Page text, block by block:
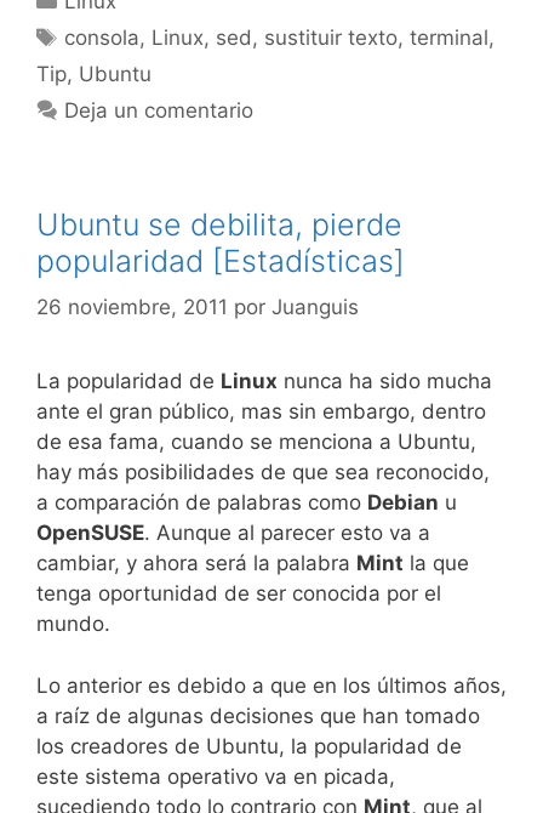
Etiquetas
consola, Linux, sed , sustituir texto,terminal,
Tip, Ubuntu
Deja un comentario
Ubuntu se debilita, pierde
popularidad [Estadísticas]
26 noviembre, 2011 por Juanguis
La popularidad de Linux nunca ha sido mucha
ante el gran público, mas sin embargo, dentro
de esa fama, cuando se menciona a Ubuntu,
hay más posibilidades de que sea reconocido,
a comparación de palabras como Debian u
OpenSUSE. Aunque al parecer esto va a
cambiar, y ahora será la palabra Mint la que
tenga oportunidad de ser conocida por el
mundo.
Lo anterior es debido a que en los últimos años,
a raíz de algunas decisiones que han tomado
los creadores de Ubuntu, la popularidad de
este sistema operativo va en picada,
sucediendo todo lo contrario con Mint, que al